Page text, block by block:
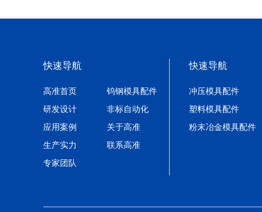
快速导航
高准首页
钨钢模具配件
研发设计
非标自动化
应用案例
关于高准
生产实力
联系高准
专家团队
快速导航
冲压模具配件
塑料模具配件
粉末冶金模具配件